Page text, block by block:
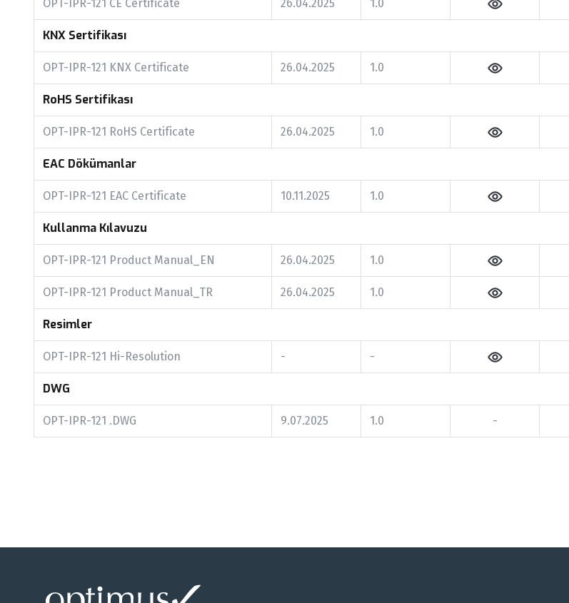
OPT-IPR-121 CE Certificate 26.04.2025 1.0
KNX Sertifikası
OPT-IPR-121 KNX Certificate 26.04.2025 1.0
RoHS Sertifikası
OPT-IPR-121 RoHS Certificate 26.04.2025 1.0
EAC Dökümanlar
OPT-IPR-121 EAC Certificate 10.11.2025 1.0
Kullanma Kılavuzu
OPT-IPR-121 Product Manual_EN 26.04.2025 1.0
OPT-IPR-121 Product Manual_TR 26.04.2025 1.0
Resimler
OPT-IPR-121 Hi-Resolution - -
DWG
OPT-IPR-121 .DWG 9.07.2025 1.0 -